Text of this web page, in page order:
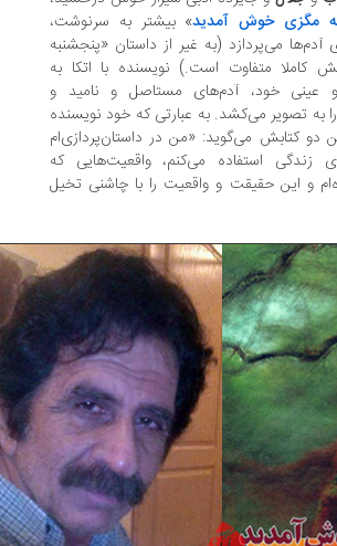
خوش آمدید » بیشتر به سرنوشت،
(به غیر از داستان «پنجشنبه
متفاوت است.) نویسنده با اتکا به
خود، آدم‌های مستاصل و نامید و
می‌کشد. به عبارتی که خود نویسنده
می‌گوید: «من در داستان‌پردازی‌ام
استفاده می‌کنم، واقعیت‌هایی که
حقیقت و واقعیت را با چاشنی تخیل